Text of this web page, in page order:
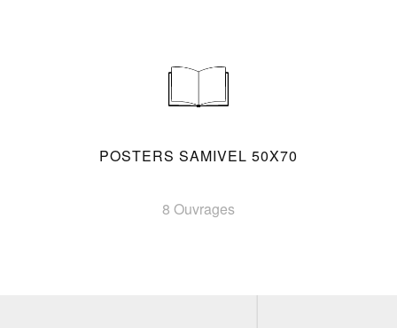
POSTERS SAMIVEL 50X70
8 Ouvrages